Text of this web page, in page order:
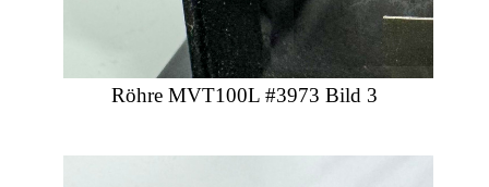
Röhre MVT100L #3973 Bild 3